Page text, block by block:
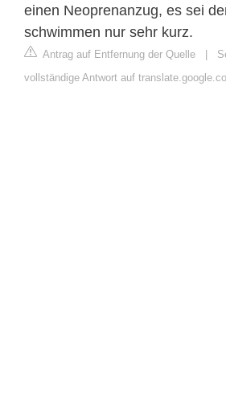
einen Neoprenanzug, es sei
schwimmen nur sehr kurz.
Antrag auf Entfernung der Quelle |
vollständige Antwort auf